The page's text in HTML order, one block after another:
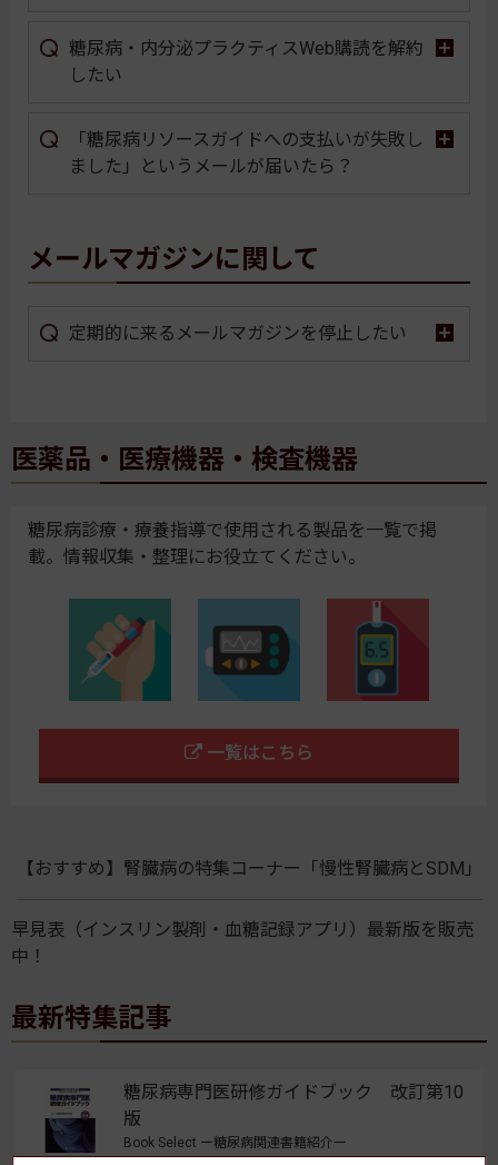
糖尿病・内分泌プラクティスWeb購読を解約
したい
「糖尿病リソースガイドへの支払いが失敗し
ました」というメールが届いたら？
メールマガジンに関して
定期的に来るメールマガジンを停止したい
医薬品・医療機器・検査機器
糖尿病診療・療養指導で使用される製品を一覧で掲
載。情報収集・整理にお役立てください。
一覧はこちら
【おすすめ】腎臓病の特集コーナー「慢性腎臓病とSDM」
早見表（インスリン製剤・血糖記録アプリ）最新版を販売
中！
最新特集記事
糖尿病専門医研修ガイドブック 改訂第10
版
Book Select ー糖尿病関連書籍紹介ー